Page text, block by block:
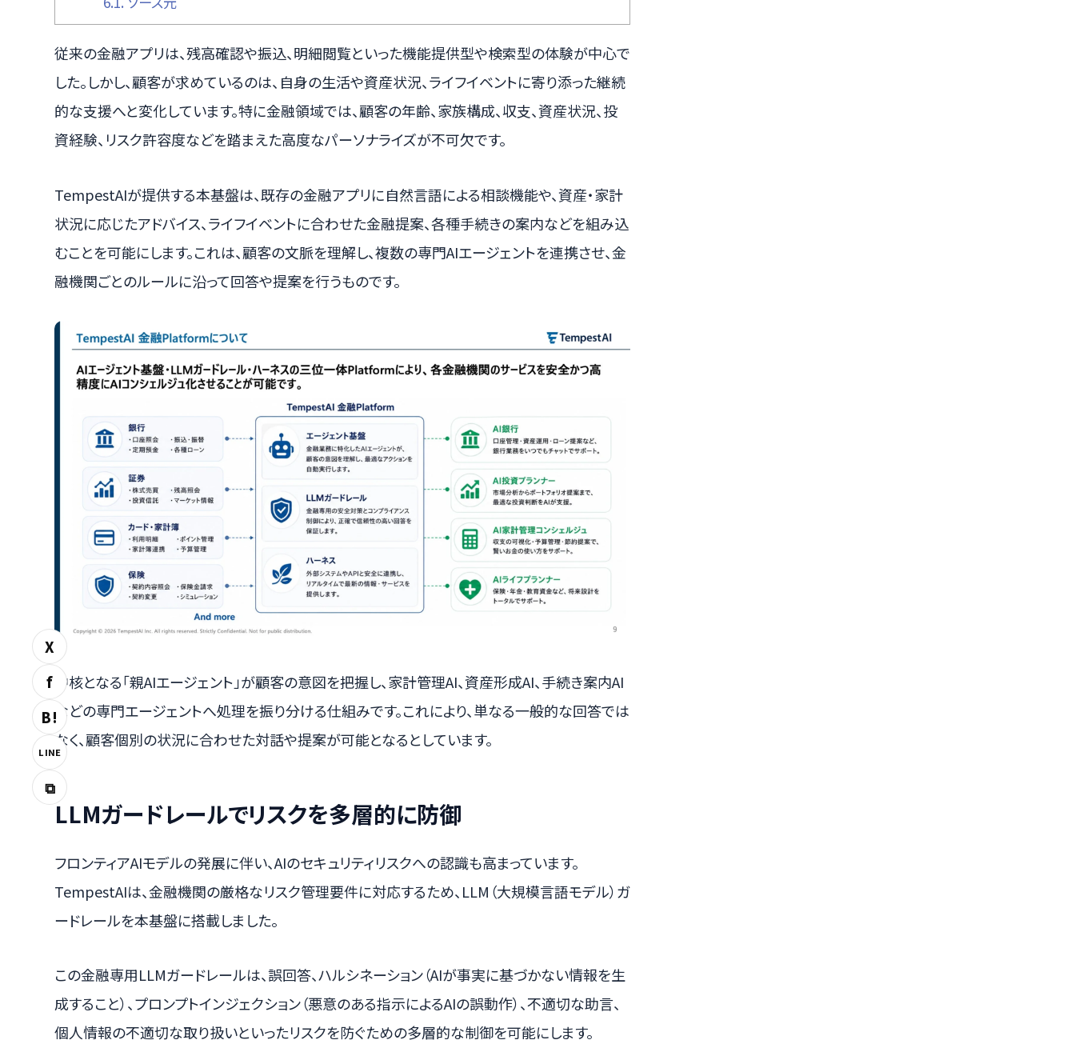
X
f
B!
LINE
⧉
従来の金融アプリは、残高確認や振込、明細閲覧といった機能提供型や検索型の体験が中心で
した。しかし、顧客が求めているのは、自身の生活や資産状況、ライフイベントに寄り添った継続
的な支援へと変化しています。特に金融領域では、顧客の年齢、家族構成、収支、資産状況、投
資経験、リスク許容度などを踏まえた高度なパーソナライズが不可欠です。
TempestAIが提供する本基盤は、既存の金融アプリに自然言語による相談機能や、資産・家計
状況に応じたアドバイス、ライフイベントに合わせた金融提案、各種手続きの案内などを組み込
むことを可能にします。これは、顧客の文脈を理解し、複数の専門AIエージェントを連携させ、金
融機関ごとのルールに沿って回答や提案を行うものです。
中核となる「親AIエージェント」が顧客の意図を把握し、家計管理AI、資産形成AI、手続き案内AI
などの専門エージェントへ処理を振り分ける仕組みです。これにより、単なる一般的な回答では
なく、顧客個別の状況に合わせた対話や提案が可能となるとしています。
LLMガードレールでリスクを多層的に防御
フロンティアAIモデルの発展に伴い、AIのセキュリティリスクへの認識も高まっています。
TempestAIは、金融機関の厳格なリスク管理要件に対応するため、LLM（大規模言語モデル）ガ
ードレールを本基盤に搭載しました。
この金融専用LLMガードレールは、誤回答、ハルシネーション（AIが事実に基づかない情報を生
成すること）、プロンプトインジェクション（悪意のある指示によるAIの誤動作）、不適切な助言、
個人情報の不適切な取り扱いといったリスクを防ぐための多層的な制御を可能にします。